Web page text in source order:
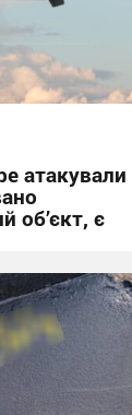
атакували
об’єкт, є